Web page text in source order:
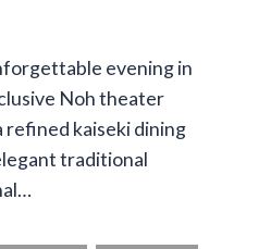
evening in
Noh theater
refined kaiseki dining
traditional